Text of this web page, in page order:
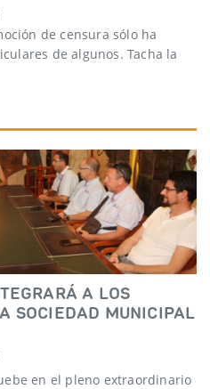
de censura sólo ha
de algunos. Tacha la
A LOS
SOCIEDAD MUNICIPAL
en el pleno extraordinario